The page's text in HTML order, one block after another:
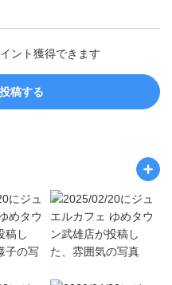
ント獲得できます
稿する